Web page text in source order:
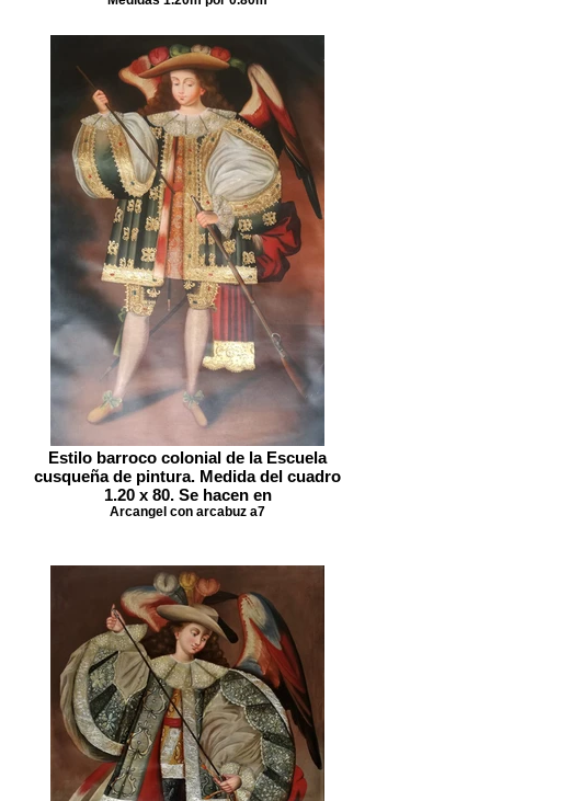
Estilo barroco colonial de la Escuela
cusqueña de pintura. Medida del cuadro
1.20 x 80. Se hacen en
Arcangel con arcabuz a7